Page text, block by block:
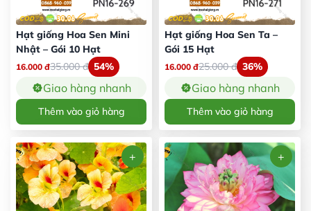
Hạt giống Hoa Sen Mini
Nhật – Gói 10 Hạt
16.000 đ35.000đ 54%
Giao hàng nhanh
Thêm vào giỏ hàng
Hạt giống Hoa Sen Ta –
Gói 15 Hạt
16.000 đ25.000đ 36%
Giao hàng nhanh
Thêm vào giỏ hàng